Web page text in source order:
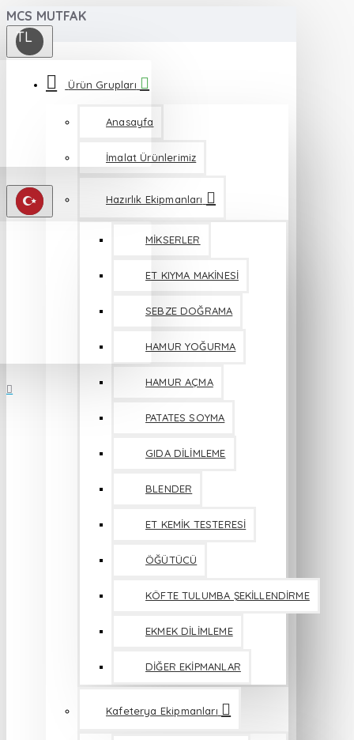
MCS MUTFAK
TL
Ürün Grupları
Anasayfa
İmalat Ürünlerimiz
Hazırlık Ekipmanları
MİKSERLER
ET KIYMA MAKİNESİ
SEBZE DOĞRAMA
HAMUR YOĞURMA
HAMUR AÇMA
PATATES SOYMA
GIDA DİLİMLEME
BLENDER
ET KEMİK TESTERESİ
ÖĞÜTÜCÜ
KÖFTE TULUMBA ŞEKİLLENDİRME
EKMEK DİLİMLEME
DİĞER EKİPMANLAR
Kafeterya Ekipmanları